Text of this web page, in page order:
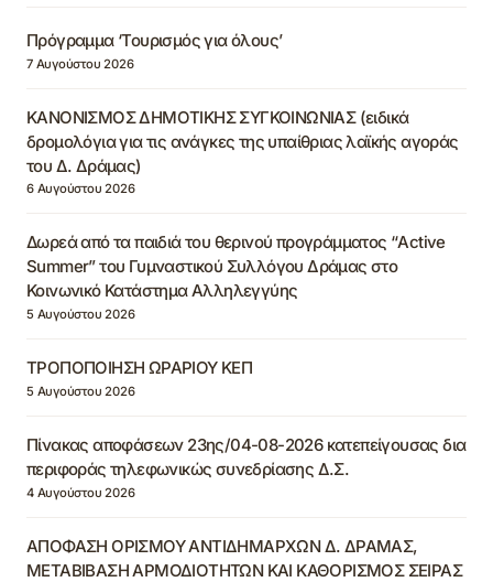
Πρόγραμμα ‘Τουρισμός για όλους’
7 Αυγούστου 2026
ΚΑΝΟΝΙΣΜΟΣ ΔΗΜΟΤΙΚΗΣ ΣΥΓΚΟΙΝΩΝΙΑΣ (ειδικά
δρομολόγια για τις ανάγκες της υπαίθριας λαϊκής αγοράς
του Δ. Δράμας)
6 Αυγούστου 2026
Δωρεά από τα παιδιά του θερινού προγράμματος “Active
Summer” του Γυμναστικού Συλλόγου Δράμας στο
Κοινωνικό Κατάστημα Αλληλεγγύης
5 Αυγούστου 2026
ΤΡΟΠΟΠΟΙΗΣΗ ΩΡΑΡΙΟΥ ΚΕΠ
5 Αυγούστου 2026
Πίνακας αποφάσεων 23ης/04-08-2026 κατεπείγουσας δια
περιφοράς τηλεφωνικώς συνεδρίασης Δ.Σ.
4 Αυγούστου 2026
ΑΠΟΦΑΣΗ ΟΡΙΣΜΟΥ ΑΝΤΙΔΗΜΑΡΧΩΝ Δ. ΔΡΑΜΑΣ,
ΜΕΤΑΒΙΒΑΣΗ ΑΡΜΟΔΙΟΤΗΤΩΝ ΚΑΙ ΚΑΘΟΡΙΣΜΟΣ ΣΕΙΡΑΣ